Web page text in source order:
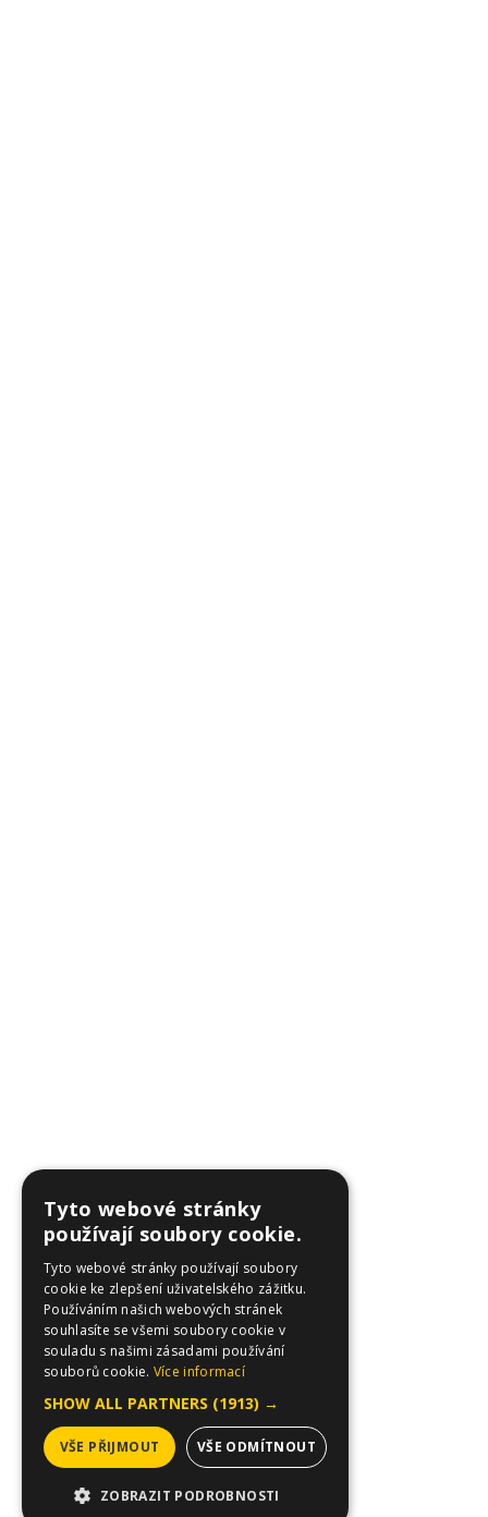
Tyto webové stránky
používají soubory cookie.
Tyto webové stránky používají soubory
cookie ke zlepšení uživatelského zážitku.
Používáním našich webových stránek
souhlasíte se všemi soubory cookie v
souladu s našimi zásadami používání
souborů cookie. Více informací
SHOW ALL PARTNERS (1913) →
VŠE PŘIJMOUT VŠE ODMÍTNOUT
ZOBRAZIT PODROBNOSTI